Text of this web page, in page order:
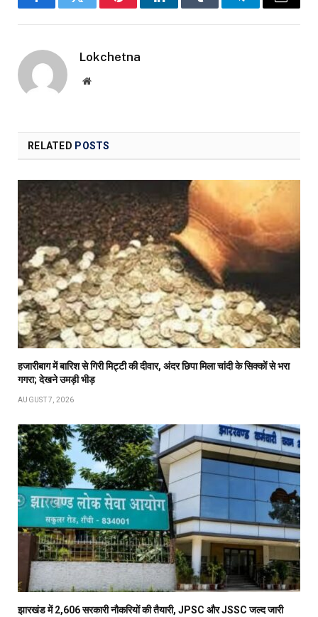
FacebookTwitter PinterestLinkedInTumblr TelegramEmail
Lokchetna
Website
RELATED POSTS
हजारीबाग में बारिश से गिरी मिट्टी की दीवार, अंदर छिपा मिला चांदी के सिक्कों से भरा
गगरा; देखने उमड़ी भीड़
AUGUST 7, 2026
झारखंड में 2,606 सरकारी नौकरियों की तैयारी, JPSC और JSSC जल्द जारी